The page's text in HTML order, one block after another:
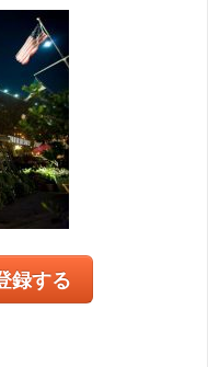
録する